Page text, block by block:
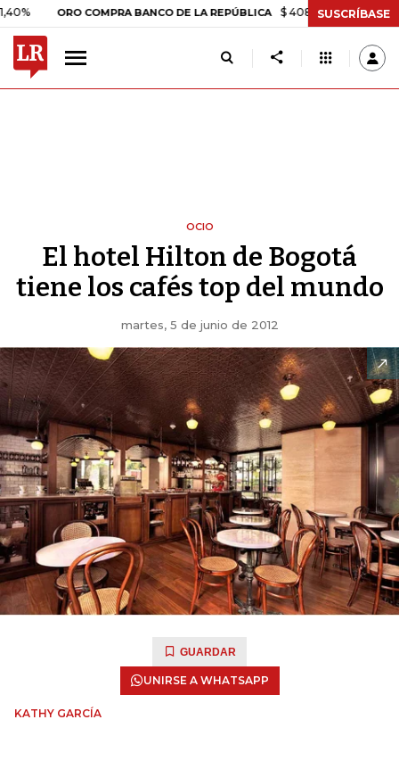
ORO COMPRA BANCO DE LA REPÚBLICA $ 408.498,97 +$ 8.753,81
SUSCRÍBASE
OCIO
El hotel Hilton de Bogotá
tiene los cafés top del mundo
martes, 5 de junio de 2012
GUARDAR
UNIRSE A WHATSAPP
KATHY GARCÍA